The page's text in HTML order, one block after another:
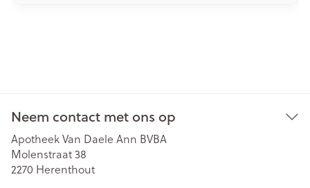
Neem contact met ons op
Apotheek Van Daele Ann BVBA
Molenstraat 38
2270 Herenthout